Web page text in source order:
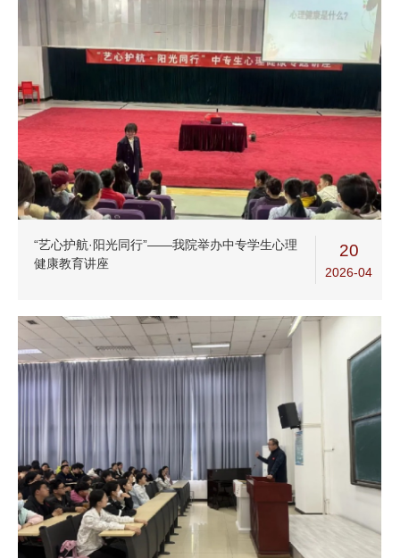
“艺心护航·阳光同行”——我院举办中专学生心理
健康教育讲座
20
2026-04